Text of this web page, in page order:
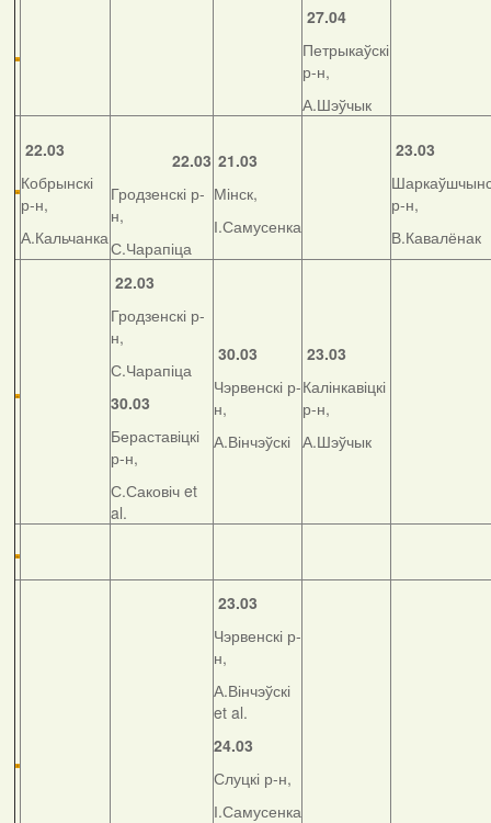
27.04
Петрыкаўскі
р-н,
А.Шэўчык
22.03
Кобрынскі
р-н,
А.Кальчанка
22.03
Гродзенскі р-
н,
С.Чарапіца
21.03
Мінск,
І.Самусенка
23.03
р-н,
В.Кавалёнак
22.03
Гродзенскі р-
н,
С.Чарапіца
30.03
Бераставіцкі
р-н,
С.Саковіч et
al.
30.03
Чэрвенскі р-
н,
А.Вінчэўскі
23.03
Калінкавіцкі
р-н,
А.Шэўчык
23.03
Чэрвенскі р-
н,
А.Вінчэўскі
et al.
24.03
Слуцкі р-н,
І.Самусенка